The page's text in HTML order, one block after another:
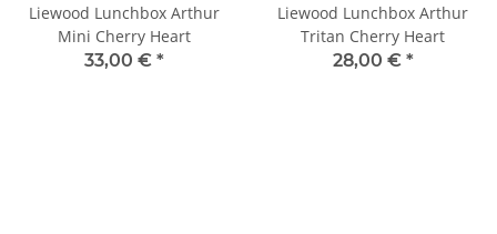
Liewood Lunchbox Arthur
Mini Cherry Heart
33,00 € *
Liewood Lunchbox Arthur
Tritan Cherry Heart
28,00 € *